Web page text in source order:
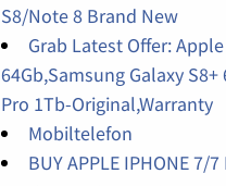
S8/Note 8 Brand New
Grab Latest Offer:
64Gb,Samsung Galaxy S8+
Pro 1Tb-Original,Warranty
Mobiltelefon
BUY APPLE IPHONE 7/7